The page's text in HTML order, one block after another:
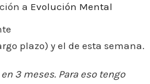
a Evolución Mental
plazo) y el de esta semana.
3 meses. Para eso tengo